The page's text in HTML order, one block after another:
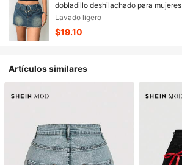
dobladillo deshilachado para mujeres
Lavado ligero
$19.10
Artículos similares